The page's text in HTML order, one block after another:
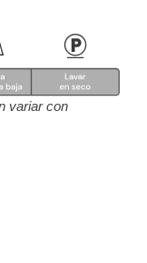
variar con